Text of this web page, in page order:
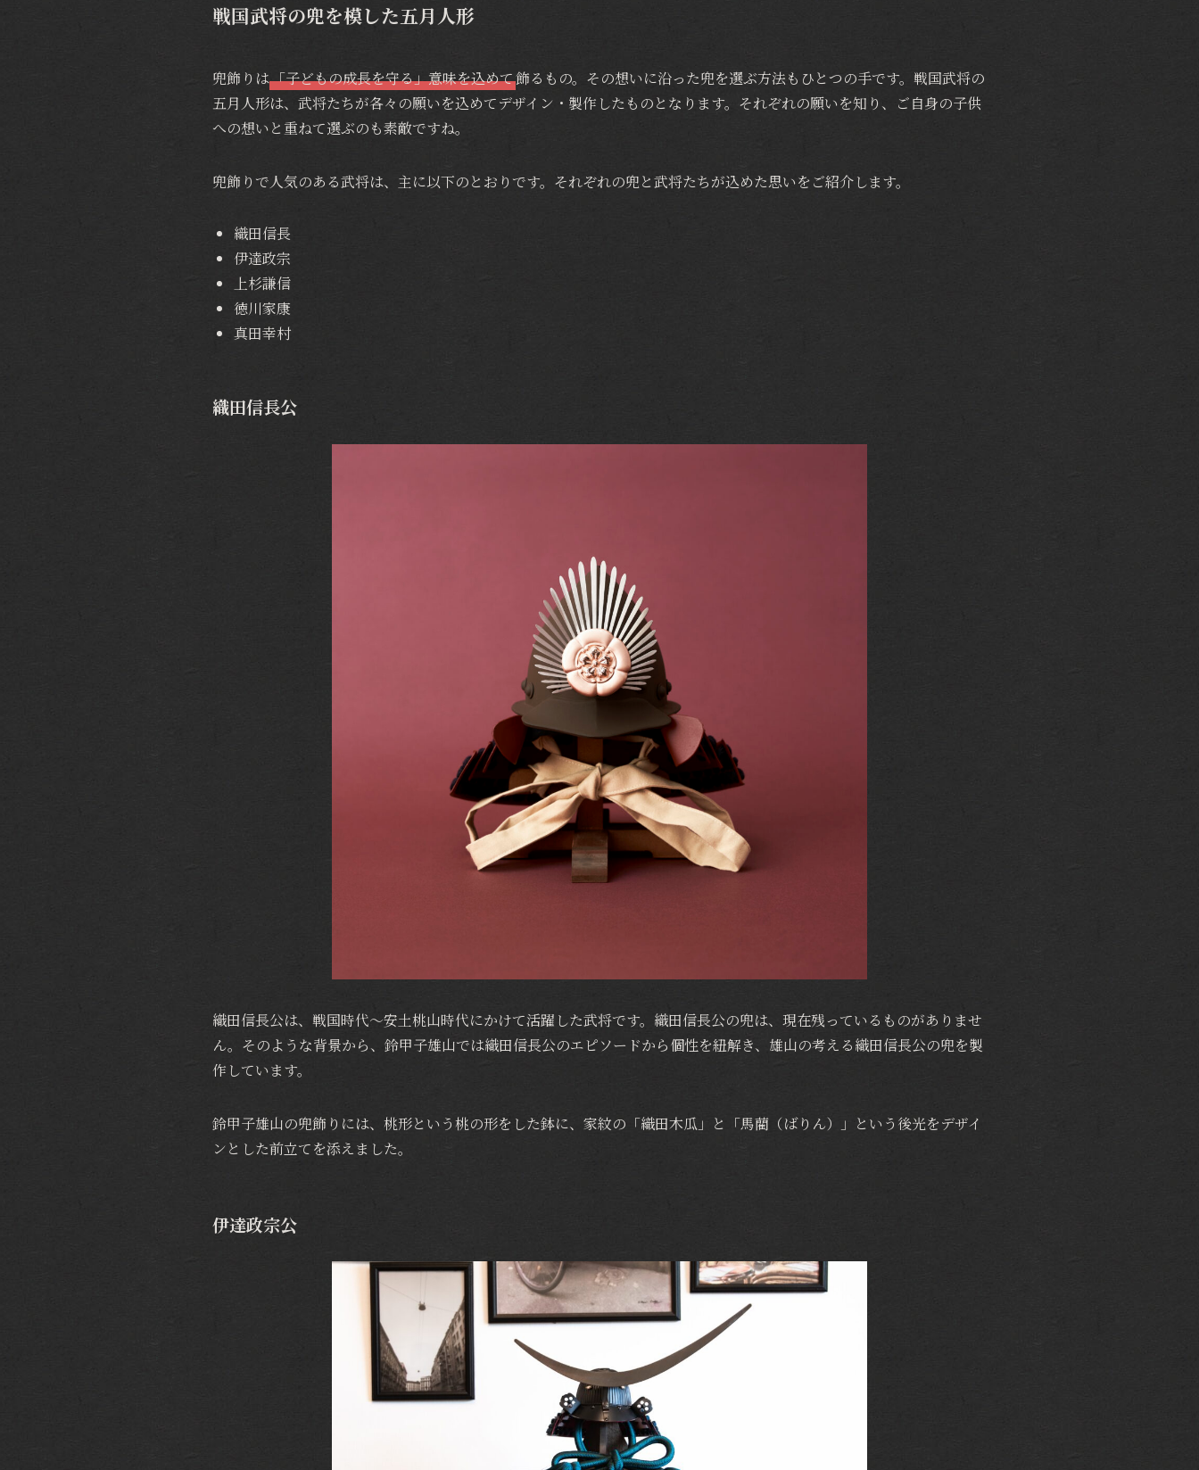
戦国武将の兜を模した五月人形
兜飾りは「子どもの成長を守る」意味を込めて飾るもの。その想いに沿った兜を選ぶ方法もひとつの手です。戦国武将の
五月人形は、武将たちが各々の願いを込めてデザイン・製作したものとなります。それぞれの願いを知り、ご自身の子供
への想いと重ねて選ぶのも素敵ですね。
兜飾りで人気のある武将は、主に以下のとおりです。それぞれの兜と武将たちが込めた思いをご紹介します。
織田信長
伊達政宗
上杉謙信
徳川家康
真田幸村
織田信長公
織田信長公は、戦国時代～安土桃山時代にかけて活躍した武将です。織田信長公の兜は、現在残っているものがありませ
ん。そのような背景から、鈴甲子雄山では織田信長公のエピソードから個性を紐解き、雄山の考える織田信長公の兜を製
作しています。
鈴甲子雄山の兜飾りには、桃形という桃の形をした鉢に、家紋の「織田木瓜」と「馬藺（ばりん）」という後光をデザイ
ンとした前立てを添えました。
伊達政宗公